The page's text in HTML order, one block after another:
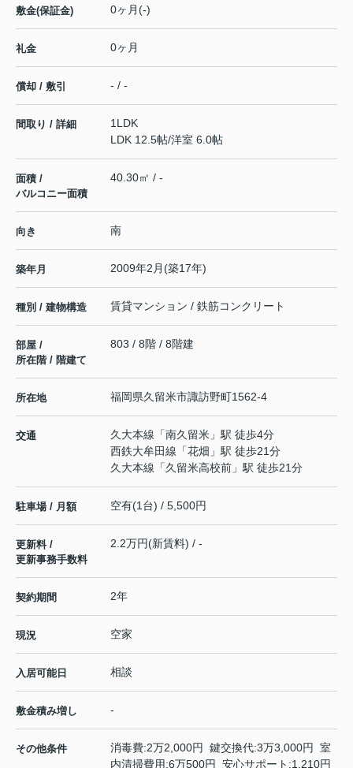
敷金(保証金) 0ヶ月(-)
礼金 0ヶ月
償却 / 敷引 - / -
間取り / 詳細
1LDK
LDK 12.5帖/洋室 6.0帖
面積 /
バルコニー面積
40.30㎡ / -
向き 南
築年月 2009年2月(築17年)
種別 / 建物構造 賃貸マンション / 鉄筋コンクリート
部屋 /
所在階 / 階建て
803 / 8階 / 8階建
所在地 福岡県久留米市諏訪野町1562-4
交通 久大本線 「南久留米 」駅 徒歩4分
西鉄大牟田線 「花畑 」駅 徒歩21分
久大本線 「久留米高校前 」駅 徒歩21分
駐車場 / 月額 空有(1台) / 5,500円
更新料 /
更新事務手数料
2.2万円(新賃料) / -
契約期間 2年
現況 空家
入居可能日 相談
敷金積み増し -
その他条件
消毒費:2万2,000円 鍵交換代:3万3,000円 室
内清掃費用:6万500円 安心サポート:1,210円